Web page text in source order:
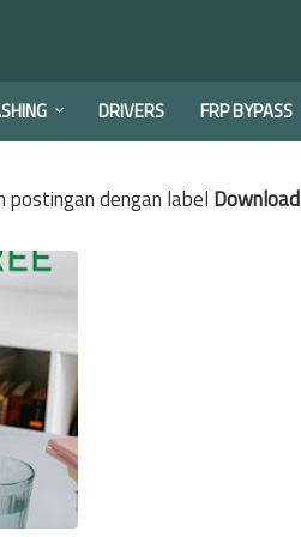
DRIVERS FRP BYPASS
postingan dengan label Download